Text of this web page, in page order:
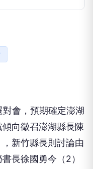
會，預期確定澎湖
向徵召澎湖縣長陳
新竹縣長則討論由
長徐國勇今（2）